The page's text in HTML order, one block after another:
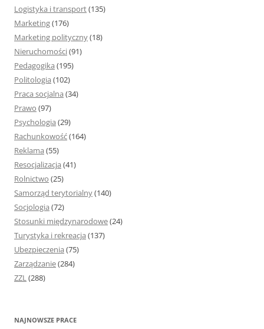
Logistyka i transport(135)
Marketing(176)
Marketing polityczny(18)
Nieruchomości(91)
Pedagogika (195)
Politologia (102)
Praca socjalna (34)
Prawo (97)
Psychologia (29)
Rachunkowość(164)
Reklama (55)
Resocjalizacja (41)
Rolnictwo (25)
Samorząd terytorialny(140)
Socjologia (72)
Stosunki międzynarodowe(24)
Turystyka i rekreacja (137)
Ubezpieczenia (75)
Zarządzanie(284)
ZZL(288)
NAJNOWSZE PRACE